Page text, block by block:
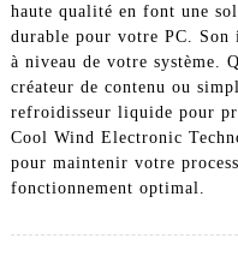
haute qualité en font une
durable pour votre PC.
à niveau de votre système.
créateur de contenu ou
refroidisseur liquide pour
Cool Wind Electronic
pour maintenir votre
fonctionnement optimal.